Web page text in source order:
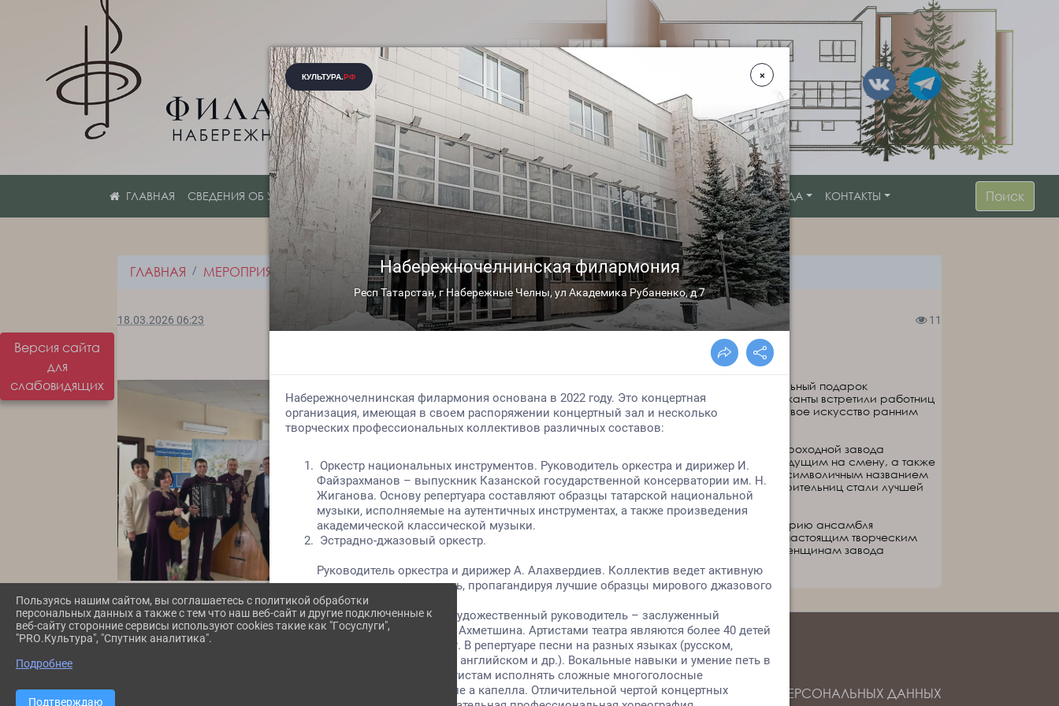
Версия сайта
для
слабовидящих
СВЕДЕНИЯ ОБ УЧРЕЖДЕНИИ ЗРИТЕЛЮ КОЛЛЕКТИВЫ МЕРОПРИЯТИЯ ВАЖНО ДОСТУПНАЯ СРЕДА КОНТАКТЫ Поиск
ГЛАВНАЯ МЕРОПРИЯТИЯ НОВОСТИ 8 марта
18.03.2026 06:23 11
В канун 8 Марта коллектив ансамбля «Наигрыш» преподнес оригинальный подарок
прекрасной половине завода «Аммоний» города Менделеевск. Музыканты встретили работниц
предприятия не в концертном зале, а на пороге завода, подарив им свое искусство ранним
утром.
В 5:30 утра, когда большинство жителей города еще видели сны, на проходной завода
зазвучала музыка. Свою программу артисты посвятили женщинам, идущим на смену, а также
возвращающихся с неё. Их встречали музыкальные композиции под символичным названием
«С добрым утром, любимая». Искренняя радость и улыбки на лицах зрительниц стали лучшей
наградой для музыкантов.
Это выступление добавило новую, уникальную главу в 30-летнюю историю ансамбля
«Наигрыш». Столь ранний концерт, полный душевности и света, стал настоящим творческим
экспериментом, который, без сомнения, удался на славу, подарив женщинам завода
незабываемое начало нового дня.
КАРТА САЙТА ПОЛИТИКА ОБРАБОТКИ ПЕРСОНАЛЬНЫХ ДАННЫХ
Пользуясь нашим сайтом, вы соглашаетесь с политикой обработки
персональных данных а также с тем что наш веб-сайт и другие подключенные к
веб-сайту сторонние сервисы используют cookies такие как "Госуслуги",
"PRO.Культура", "Спутник аналитика".
Подробнее
Подтверждаю